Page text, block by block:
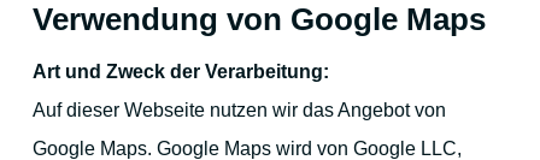
Verwendung von Google Maps
Art und Zweck der Verarbeitung:
Auf dieser Webseite nutzen wir das Angebot von
Google Maps. Google Maps wird von Google LLC,